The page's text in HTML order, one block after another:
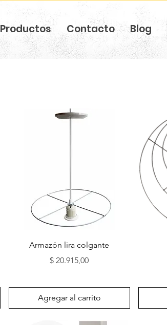
Productos Contacto Blog
Vista rápida
Armazón lira colgante
Precio
$ 20.915,00
Agregar al carrito